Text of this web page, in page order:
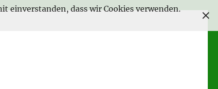
einverstanden, dass wir Cookies verwenden.